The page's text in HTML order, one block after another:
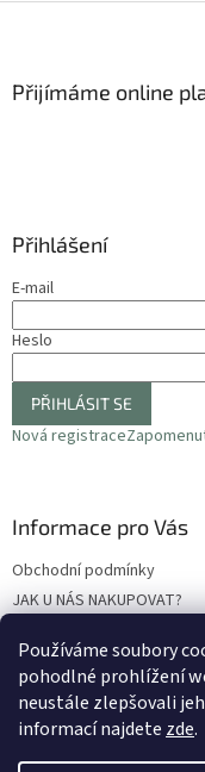
Používáme soubory
pohodlné prohlížení
neustále zlepšovali
informací najdete zde.
Přijímáme online
Přihlášení
E-mail
Heslo
PŘIHLÁSIT SE
Nová registrace
Informace pro Vás
Obchodní podmínky
JAK U NÁS NAKUPOVAT?
Odstoupení od smlouvy
Reklamační protokol